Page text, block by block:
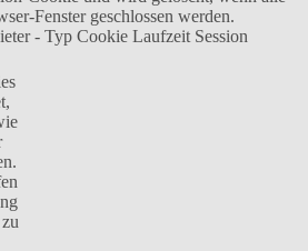
Fenster geschlossen werden.
- Typ Cookie Laufzeit Session